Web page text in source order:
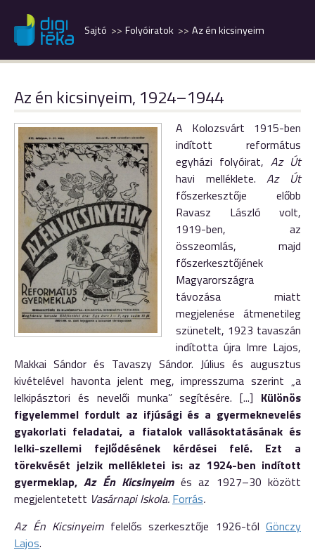
Az én kicsinyeim
Folyóiratok
Sajtó
Az én kicsinyeim, 1924–1944
A Kolozsvárt 1915-ben
indított református
egyházi folyóirat, Az Út
havi melléklete.Az Út
főszerkesztője előbb
Ravasz László volt,
1919-ben, az
összeomlás, majd
főszerkesztőjének
Magyarországra
távozása miatt
megjelenése átmenetileg
szünetelt, 1923 tavaszán
indította újra Imre Lajos,
Makkai Sándor és Tavaszy Sándor. Július és augusztus
kivételével havonta jelent meg, impresszuma szerint „a
lelkipásztori és nevelői munka” segítésére. [...] Különös
figyelemmel fordult az ifjúsági és a gyermeknevelés
gyakorlati feladatai, a fiatalok vallásoktatásának és
lelki-szellemi fejlődésének kérdései felé. Ezt a
törekvését jelzik mellékletei is: az 1924-ben indított
gyermeklap,Az Én Kicsinyeimés az 1927–30 között
megjelentetett Vasárnapi Iskola. Forrás.
Az Én Kicsinyeimfelelős szerkesztője 1926-tól Gönczy
Lajos.